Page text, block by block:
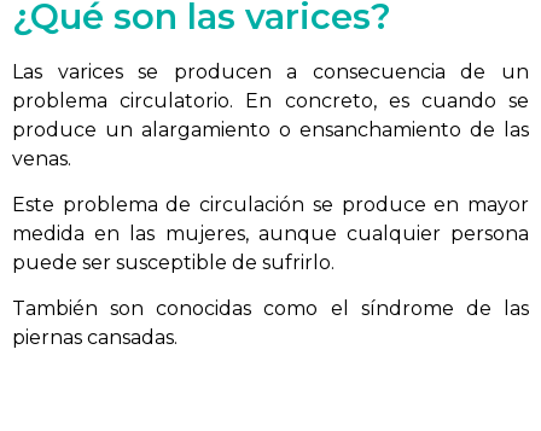
¿Qué son las varices?
Las varices se producen a consecuencia de un
problema circulatorio. En concreto, es cuando se
produce un alargamiento o ensanchamiento de las
venas.
Este problema de circulación se produce en mayor
medida en las mujeres, aunque cualquier persona
puede ser susceptible de sufrirlo.
También son conocidas como el síndrome de las
piernas cansadas.